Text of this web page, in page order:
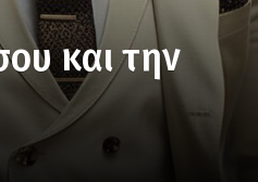
και την